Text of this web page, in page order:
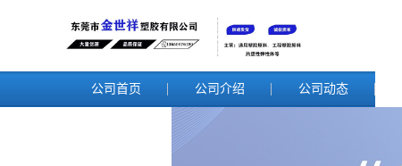
公司首页 公司介绍 公司动态